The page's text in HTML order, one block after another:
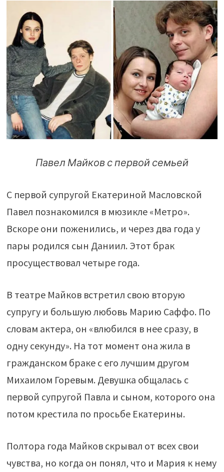
Павел Майков с первой семьей
С первой супругой Екатериной Масловской
Павел познакомился в мюзикле «Метро».
Вскоре они поженились, и через два года у
пары родился сын Даниил. Этот брак
просуществовал четыре года.
В театре Майков встретил свою вторую
супругу и большую любовь Марию Саффо. По
словам актера, он «влюбился в нее сразу, в
одну секунду». На тот момент она жила в
гражданском браке с его лучшим другом
Михаилом Горевым. Девушка общалась с
первой супругой Павла и сыном, которого она
потом крестила по просьбе Екатерины.
Полтора года Майков скрывал от всех свои
чувства, но когда он понял, что и Мария к нему